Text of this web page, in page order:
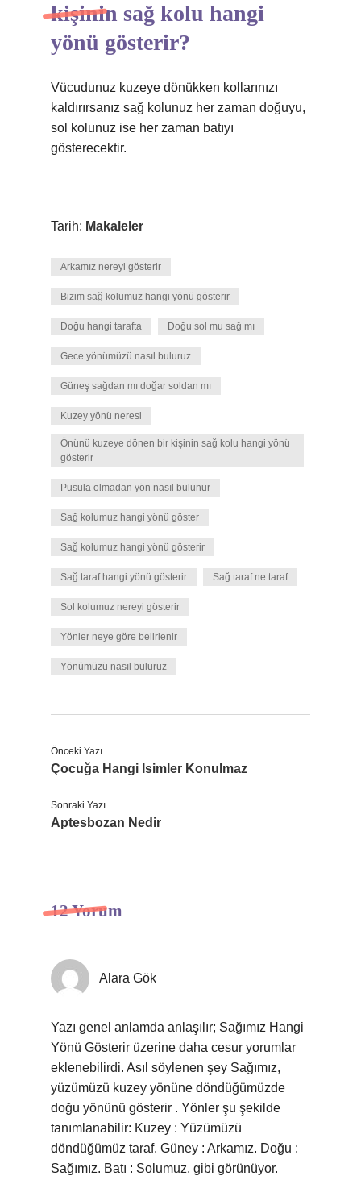
kişinin sağ kolu hangi
yönü gösterir?
Vücudunuz kuzeye dönükken kollarınızı
kaldırırsanız sağ kolunuz her zaman doğuyu,
sol kolunuz ise her zaman batıyı
gösterecektir.
Tarih: Makaleler
Arkamız nereyi gösterir
Bizim sağ kolumuz hangi yönü gösterir
Doğu hangi tarafta Doğu sol mu sağ mı
Gece yönümüzü nasıl buluruz
Güneş sağdan mı doğar soldan mı
Kuzey yönü neresi
Önünü kuzeye dönen bir kişinin sağ kolu hangi yönü
gösterir
Pusula olmadan yön nasıl bulunur
Sağ kolumuz hangi yönü göster
Sağ kolumuz hangi yönü gösterir
Sağ taraf hangi yönü gösterir Sağ taraf ne taraf
Sol kolumuz nereyi gösterir
Yönler neye göre belirlenir
Yönümüzü nasıl buluruz
Önceki Yazı
Çocuğa Hangi Isimler Konulmaz
Sonraki Yazı
Aptesbozan Nedir
12 Yorum
Alara Gök
Yazı genel anlamda anlaşılır; Sağımız Hangi
Yönü Gösterir üzerine daha cesur yorumlar
eklenebilirdi. Asıl söylenen şey Sağımız,
yüzümüzü kuzey yönüne döndüğümüzde
doğu yönünü gösterir . Yönler şu şekilde
tanımlanabilir: Kuzey : Yüzümüzü
döndüğümüz taraf. Güney : Arkamız. Doğu :
Sağımız. Batı : Solumuz. gibi görünüyor.